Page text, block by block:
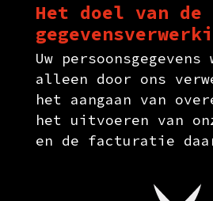
Het doel van de
Uw persoonsgegevens
alleen door ons
het aangaan van
het uitvoeren van
en de facturatie